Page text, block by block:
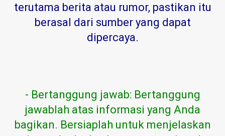
terutama berita atau rumor, pastikan itu
berasal dari sumber yang dapat
dipercaya.
- Bertanggung jawab: Bertanggung
jawablah atas informasi yang Anda
bagikan. Bersiaplah untuk menjelaskan